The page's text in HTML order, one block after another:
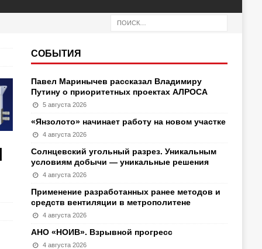
СОБЫТИЯ
Павел Маринычев рассказал Владимиру
Путину о приоритетных проектах АЛРОСА
5 августа 2026
«Янзолото» начинает работу на новом участке
4 августа 2026
Солнцевский угольный разрез. Уникальным
условиям добычи — уникальные решения
4 августа 2026
Применение разработанных ранее методов и
средств вентиляции в метрополитене
4 августа 2026
АНО «НОИВ». Взрывной прогресс
4 августа 2026